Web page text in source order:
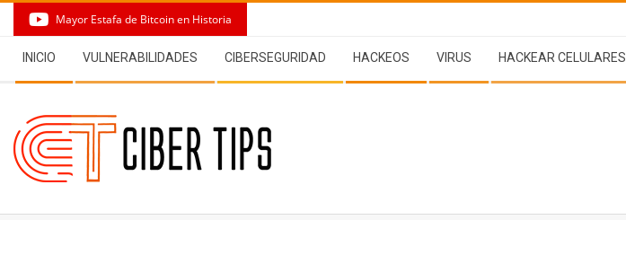
content
Mayor Estafa de Bitcoin en Historia
Navigation
Menu
INICIO VULNERABILIDADES CIBERSEGURIDAD HACKEOS VIRUS HACKEAR CELULARES